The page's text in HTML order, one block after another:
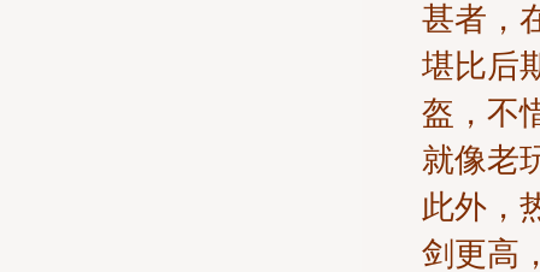
甚者，
堪比后
盔，不
就像老
此外，
剑更高